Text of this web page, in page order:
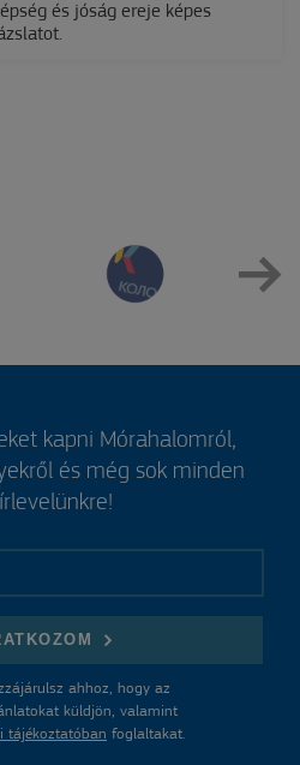
és jóság ereje képes
kapni Mórahalomról,
és még sok minden
ahhoz, hogy az
küldjön, valamint
tájékoztatóban foglaltakat.